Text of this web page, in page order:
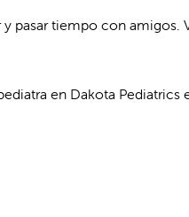
y pasar tiempo con amigos.
en Dakota Pediatrics